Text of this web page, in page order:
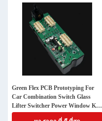
Green Flex PCB Prototyping For
Car Combination Switch Glass
Lifter Switcher Power Window Key
Left Front Main Drive Button